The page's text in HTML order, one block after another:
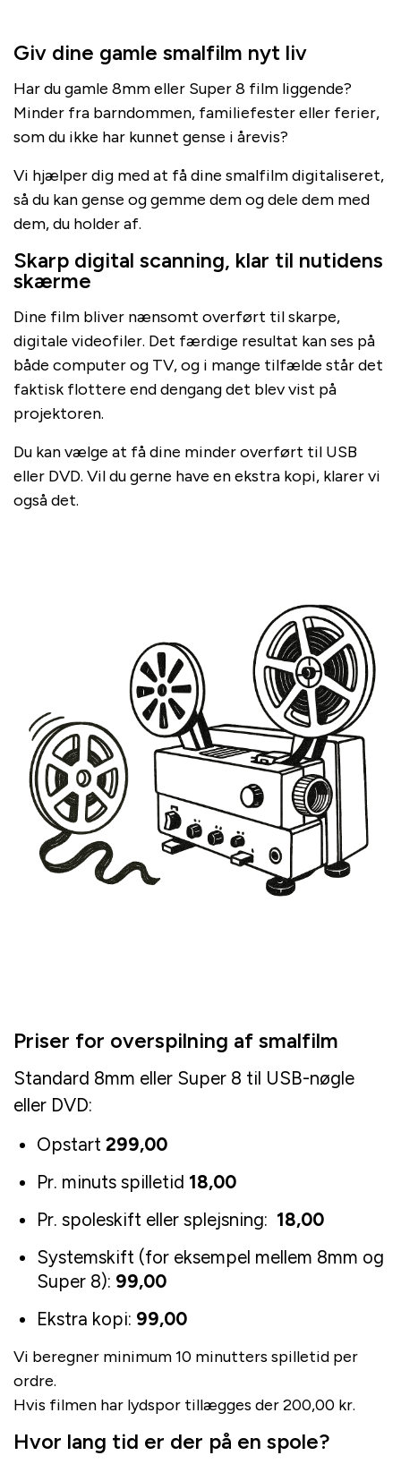
Giv dine gamle smalfilm nyt liv
Har du gamle 8mm eller Super 8 film liggende?
Minder fra barndommen, familiefester eller ferier,
som du ikke har kunnet gense i årevis?
Vi hjælper dig med at få dine smalfilm digitaliseret,
så du kan gense og gemme dem og dele dem med
dem, du holder af.
Skarp digital scanning, klar til nutidens
skærme
Dine film bliver nænsomt overført til skarpe,
digitale videofiler. Det færdige resultat kan ses på
både computer og TV, og i mange tilfælde står det
faktisk flottere end dengang det blev vist på
projektoren.
Du kan vælge at få dine minder overført til USB
eller DVD. Vil du gerne have en ekstra kopi, klarer vi
også det.
Priser for overspilning af smalfilm
Standard 8mm eller Super 8 til USB-nøgle
eller DVD:
Opstart 299,00
Pr. minuts spilletid 18,00
Pr. spoleskift eller splejsning: 18,00
Systemskift (for eksempel mellem 8mm og
Super 8): 99,00
Ekstra kopi: 99,00
Vi beregner minimum 10 minutters spilletid per
ordre.
Hvis filmen har lydspor tillægges der 200,00 kr.
Hvor lang tid er der på en spole?